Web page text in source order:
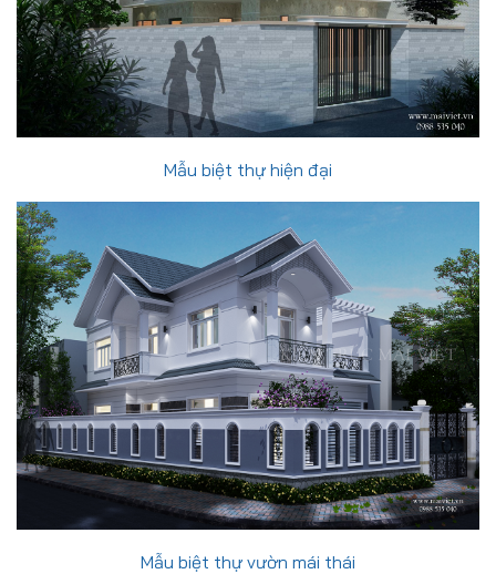
Mẫu biệt thự hiện đại
Mẫu biệt thự vườn mái thái